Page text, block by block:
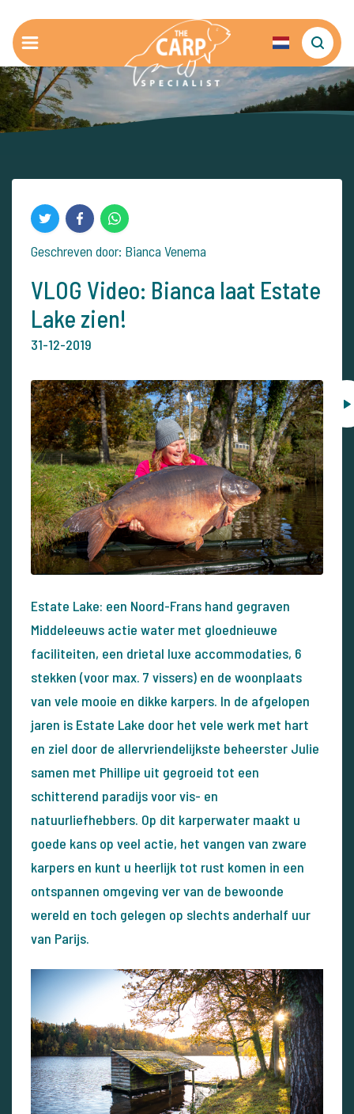
Geschreven door: Bianca Venema
VLOG Video: Bianca laat Estate
Lake zien!
31-12-2019
Estate Lake: een Noord-Frans hand gegraven
Middeleeuws actie water met gloednieuwe
faciliteiten, een drietal luxe accommodaties, 6
stekken (voor max. 7 vissers) en de woonplaats
van vele mooie en dikke karpers. In de afgelopen
jaren is Estate Lake door het vele werk met hart
en ziel door de allervriendelijkste beheerster Julie
samen met Phillipe uit gegroeid tot een
schitterend paradijs voor vis- en
natuurliefhebbers. Op dit karperwater maakt u
goede kans op veel actie, het vangen van zware
karpers en kunt u heerlijk tot rust komen in een
ontspannen omgeving ver van de bewoonde
wereld en toch gelegen op slechts anderhalf uur
van Parijs.